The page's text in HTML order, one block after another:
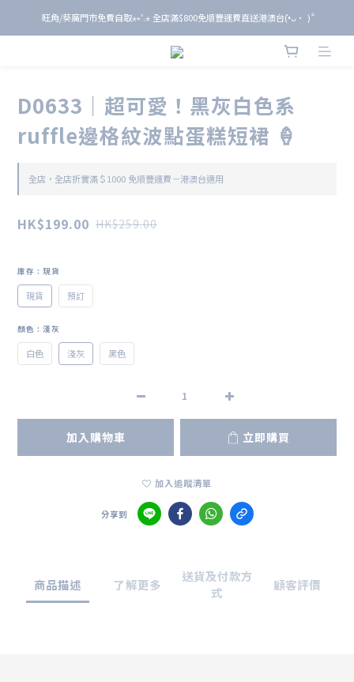
旺角/葵廣門市免費自取⋆⭒˚.⋆ 全店滿$800免順豐運費直送港澳台(•̀ᴗ• ) ̑̑
旺角/葵廣門市免費自取⋆⭒˚.⋆ 全店滿$800免順豐運費直送港澳台(•̀ᴗ• ) ̑̑
單 筆 消 費 滿 $ 6 0 0 即 送 全 年 9 折 會 員
D0633｜超可愛！黑灰白色系
ruffle邊格紋波點蛋糕短裙 🍦
全店，全店折實滿＄1000 免順豐運費－港澳台適用
HK$199.00 HK$259.00
庫存 : 現貨
現貨 預訂
顏色 : 淺灰
白色 淺灰 黑色
加入購物車 立即購買
加入追蹤清單
分享到
商品描述 了解更多
送貨及付款方
式
顧客評價